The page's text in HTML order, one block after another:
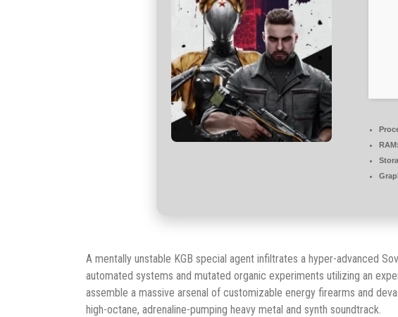
RAM:
A mentally unstable KGB special agent infiltrates a hyper-advanced
automated systems and mutated organic experiments utilizing an
assemble a massive arsenal of customizable energy firearms and
high-octane, adrenaline-pumping heavy metal and synth soundtrack.